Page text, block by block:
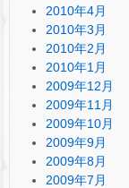
2010年4月
2010年3月
2010年2月
2010年1月
2009年12月
2009年11月
2009年10月
2009年9月
2009年8月
2009年7月